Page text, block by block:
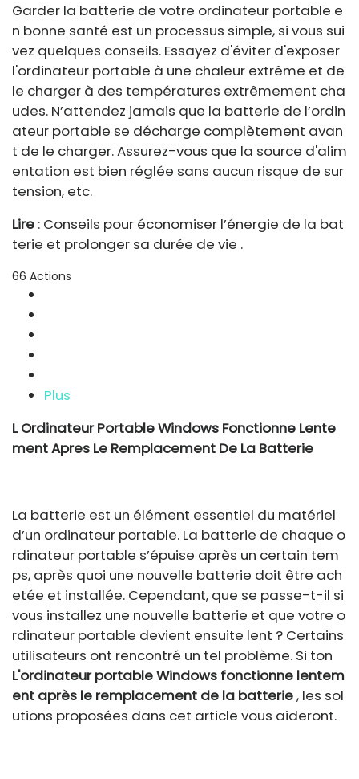
Garder la batterie de votre ordinateur portable e
n bonne santé est un processus simple, si vous sui
vez quelques conseils. Essayez d'éviter d'exposer
l'ordinateur portable à une chaleur extrême et de
le charger à des températures extrêmement cha
udes. N’attendez jamais que la batterie de l’ordin
ateur portable se décharge complètement avan
t de le charger. Assurez-vous que la source d'alim
entation est bien réglée sans aucun risque de sur
tension, etc.
Lire : Conseils pour économiser l’énergie de la bat
terie et prolonger sa durée de vie .
66 Actions
Plus
L Ordinateur Portable Windows Fonctionne Lente
ment Apres Le Remplacement De La Batterie
La batterie est un élément essentiel du matériel
d’un ordinateur portable. La batterie de chaque o
rdinateur portable s’épuise après un certain tem
ps, après quoi une nouvelle batterie doit être ach
etée et installée. Cependant, que se passe-t-il si
vous installez une nouvelle batterie et que votre o
rdinateur portable devient ensuite lent ? Certains
utilisateurs ont rencontré un tel problème. Si ton
L'ordinateur portable Windows fonctionne lentem
ent après le remplacement de la batterie, les sol
utions proposées dans cet article vous aideront.